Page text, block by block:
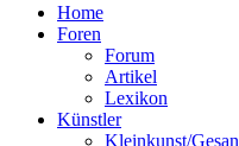
Home
Foren
Forum
Artikel
Lexikon
Künstler
Kleinkunst/